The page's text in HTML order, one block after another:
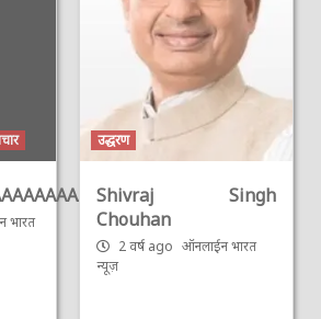
भारत
उद्धरण
Shivraj Singh
Chouhan
2 वर्ष ago ऑनलाईन भारत
न्यूज़